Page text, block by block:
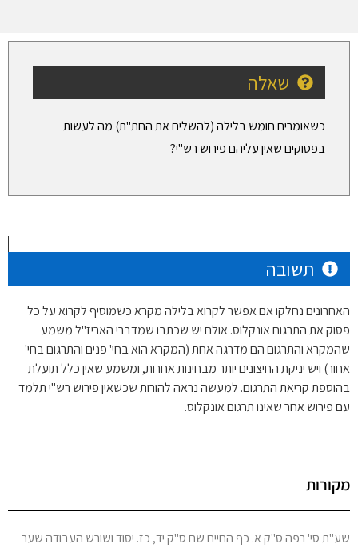
שאלה
כשאומרים חומש בלילה (להשלים את החת"ת) מה לעשות
בפסוקים שאין עליהם פירוש רש"י?
תשובה
האחרונים נחלקו אם אפשר לקרוא בלילה מקרא כשמוסיף לקרוא על כל
פסוק את התרגום אונקלוס. אולם יש שכתבו שמדברי האריז"ל משמע
שהמקרא והתרגום הם מדרגה אחת (המקרא הוא בחי' פנים והתרגום בחי'
אחור) ויש יניקת החיצונים יותר מבחינות אחרות, ומשמע שאין כלל תועלת
בהוספת קריאת התרגום. למעשה נראה להורות שכשאין פירוש רש"י תלמד
עם פירוש אחר שאינו תרגום אונקלוס.
מקורות
שע"ת סי' רפה ס"ק א. כף החיים שם ס"ק יד, כז. יסוד ושורש העבודה שער